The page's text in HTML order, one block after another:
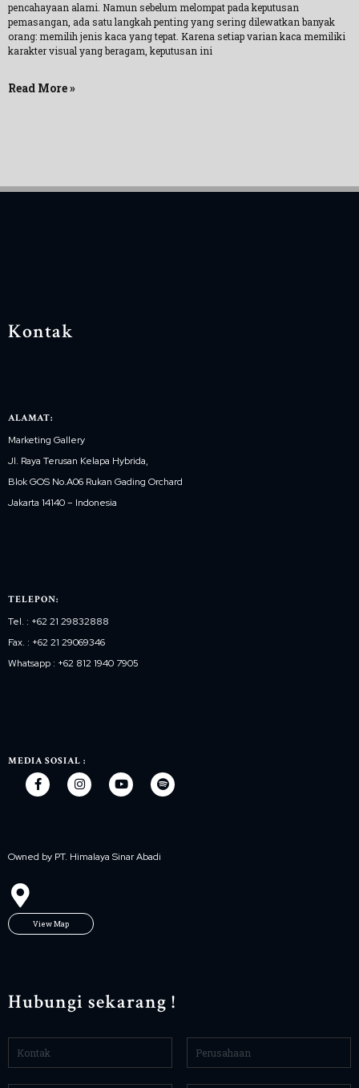
pencahayaan alami. Namun sebelum melompat pada keputusan
pemasangan, ada satu langkah penting yang sering dilewatkan banyak
orang: memilih jenis kaca yang tepat. Karena setiap varian kaca memiliki
karakter visual yang beragam, keputusan ini
Read More »
Kontak
ALAMAT:
Marketing Gallery
Jl. Raya Terusan Kelapa Hybrida,
Blok GOS No.A06 Rukan Gading Orchard
Jakarta 14140 – Indonesia
TELEPON:
Tel. : +62 21 29832888
Fax. : +62 21 29069346
Whatsapp : +62 812 1940 7905
MEDIA SOSIAL :
Owned by PT. Himalaya Sinar Abadi
View Map
Hubungi sekarang !